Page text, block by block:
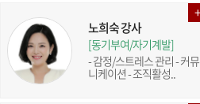
노희숙 강사
[동기부여/자기계발]
- 감정/스트레스 관리 - 커뮤
니케이션 - 조직활성..